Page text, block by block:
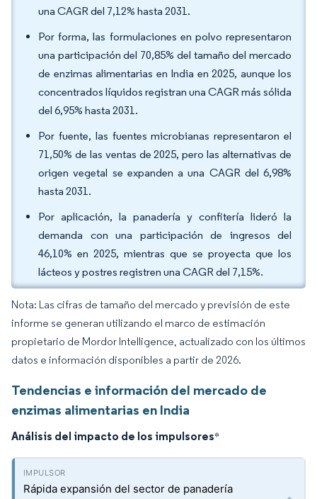
una CAGR del 7,12% hasta 2031.
Por forma, las formulaciones en polvo representaron
una participación del 70,85% del tamaño del mercado
de enzimas alimentarias en India en 2025, aunque los
concentrados líquidos registran una CAGR más sólida
del 6,95% hasta 2031.
Por fuente, las fuentes microbianas representaron el
71,50% de las ventas de 2025, pero las alternativas de
origen vegetal se expanden a una CAGR del 6,98%
hasta 2031.
Por aplicación, la panadería y confitería lideró la
demanda con una participación de ingresos del
46,10% en 2025, mientras que se proyecta que los
lácteos y postres registren una CAGR del 7,15%.
Nota: Las cifras de tamaño del mercado y previsión de este
informe se generan utilizando el marco de estimación
propietario de Mordor Intelligence, actualizado con los últimos
datos e información disponibles a partir de 2026.
Tendencias e información del mercado de
enzimas alimentarias en India
Análisis del impacto de los impulsores*
Rápida expansión del sector de panadería